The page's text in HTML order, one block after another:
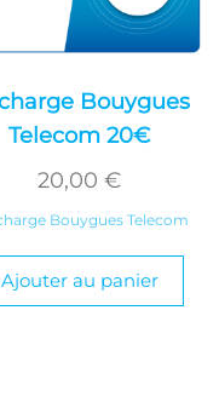
Bouygues
Telecom 20€
20,00€
Bouygues Telecom
Ajouter au panier